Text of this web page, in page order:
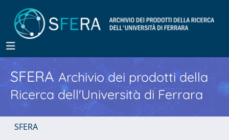
SFERA Archivio dei prodotti della
Ricerca dell'Università di Ferrara
SFERA